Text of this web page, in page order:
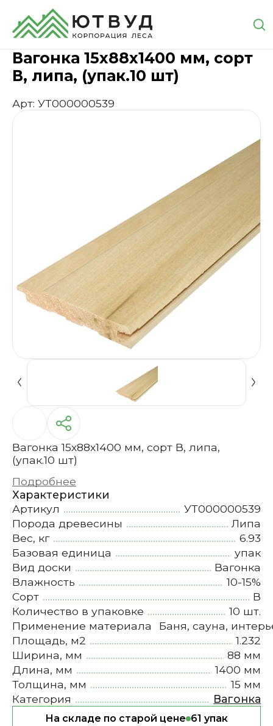
ГлавнаяКаталогПиломатериалы
Вагонка 15х88х1400 мм, сорт
В, липа, (упак.10 шт)
Арт: УТ000000539
Вагонка 15х88х1400 мм, сорт В, липа,
(упак.10 шт)
Подробнее
Характеристики
Артикул
УТ000000539
Порода древесины
Липа
Вес, кг
6.93
Базовая единица
упак
Вид доски
Вагонка
Влажность
10-15%
Сорт
В
Количество в упаковке
10 шт.
Применение материала
Баня, сауна,
Площадь, м2
1.232
Ширина, мм
88 мм
Длина, мм
1400 мм
Толщина, мм
15 мм
Категория
Вагонка
На складе по старой цене 61 упак